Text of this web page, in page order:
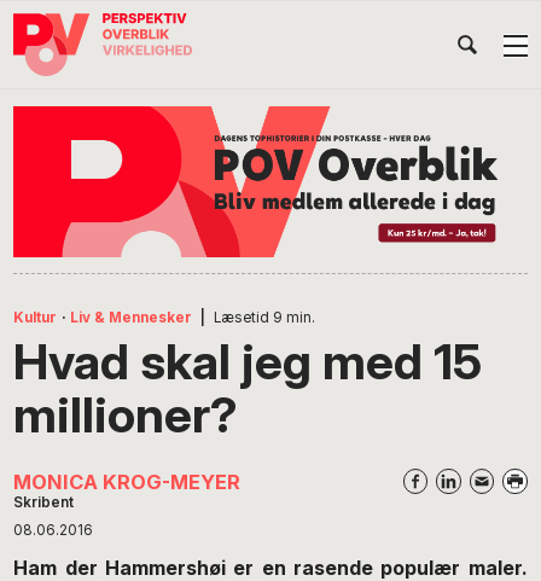
Gå
direkte
Skip
indhold
Gå
direkte
Kultur · Liv & Mennesker Læsetid 9 min.
Hvad skal jeg med 15
millioner?
MONICA KROG-MEYER
Skribent
08.06.2016
Ham der Hammershøi er en rasende populær maler.